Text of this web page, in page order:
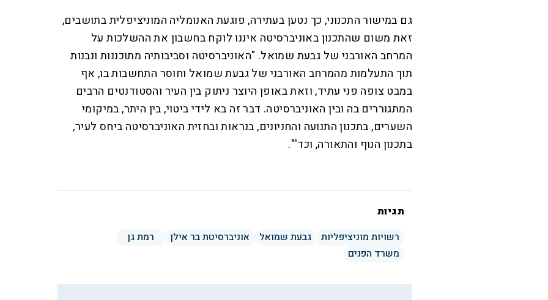
גם במישור התכנוני, כך נטען בעתירה, פוגעת האנומליה המוניציפלית בתושבים,
זאת משום שהתכנון באוניברסיטה איננו לוקח בחשבון את ההשלכות על
המרחב האורבני של גבעת שמואל. "האוניברסיטה וסביבותיה מתוכננות ונבנות
תוך התעלמות מהמרחב האורבני של גבעת שמואל וחוסר התחשבות בו, אף
במבט צופה פני עתיד, וזאת באופן היוצר ניתוק בין העיר והסטודנטים הרבים
המתגוררים בה ובין האוניברסיטה. דבר זה בא לידי ביטוי, בין היתר, במיקומי
השערים, בתכנון התנועה והחניונים, בנראות ובחזית האוניברסיטה ביחס לעיר,
בתכנון הנוף והתאורה, וכד'".
תגיות
רשויות מוניציפליות
גבעת שמואל אוניברסיטת בר אילן
רמת גן
משרד הפנים